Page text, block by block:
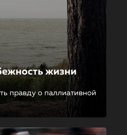
жизни
правду о паллиативной